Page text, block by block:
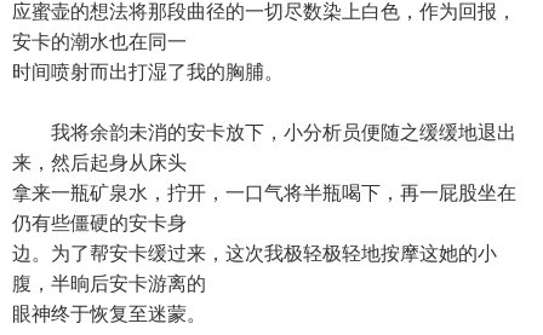
应蜜壶的想法将那段曲径的一切尽数染上白色，作为回报，
安卡的潮水也在同一
时间喷射而出打湿了我的胸脯。
我将余韵未消的安卡放下，小分析员便随之缓缓地退出
来，然后起身从床头
拿来一瓶矿泉水，拧开，一口气将半瓶喝下，再一屁股坐在
仍有些僵硬的安卡身
边。为了帮安卡缓过来，这次我极轻极轻地按摩这她的小
腹，半晌后安卡游离的
眼神终于恢复至迷蒙。